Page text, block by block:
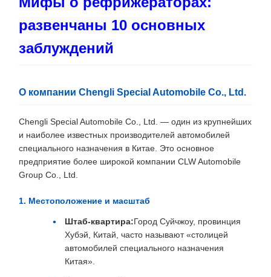
развенчаны 10 основных
заблуждений
О компании Chengli Special Automobile Co., Ltd.
Chengli Special Automobile Co., Ltd. — один из крупнейших
и наиболее известных производителей автомобилей
специального назначения в Китае. Это основное
предприятие более широкой компании CLW Automobile
Group Co., Ltd.
1. Местоположение и масштаб
Штаб-квартира:Город Суйчжоу, провинция
Хубэй, Китай, часто называют «столицей
автомобилей специального назначения
Китая».